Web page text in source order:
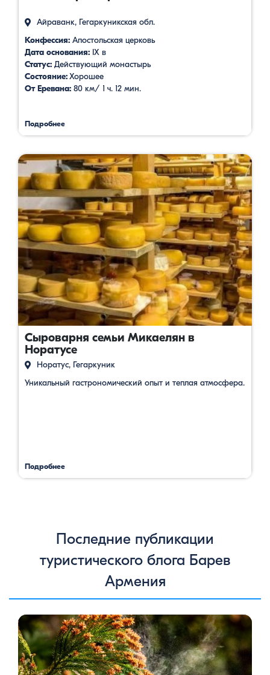
Айраванк, Гегаркуникская обл.
Конфессия: Апостольская церковь
Дата основания: IX в
Статус: Действующий монастырь
Состояние:Хорошее
От Еревана: 80 км/ 1 ч. 12 мин.
Подробнее
Сыроварня семьи Микаелян в
Норатусе
Норатус, Гегаркуник
Уникальный гастрономический опыт и теплая атмосфера.
Подробнее
Последние публикации
туристического блога Барев
Армения
Цветение сосен — уникальное природное явление, которое
не только радует глаз, но и приносит значительную пользу
для здоровья человека. Особенно ярко это проявляется в
Степанаванском дендропарке в Армении, где сосны цветут в
конце мая, создавая удивительное зрелище и наполняя